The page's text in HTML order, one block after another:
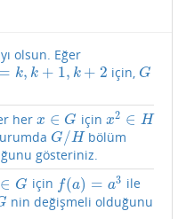
olsun. Eğer
= k, k + 1, k + 2
k,k +1 ,k +2 için, G
G
her x ∈ G
x∈G için x2 ∈ H
x2∈H
G/H
G/H
bölüm
gösteriniz.
∈ G
G için f(a) = a3
f(a)=a 3
ile
nin değişmeli olduğunu